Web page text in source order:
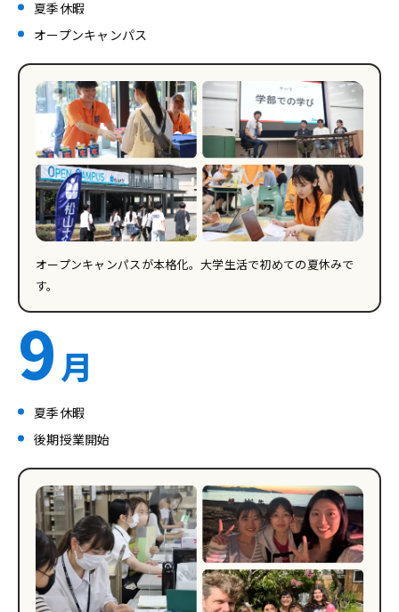
夏季休暇
オープンキャンパス
オープンキャンパスが本格化。大学生活で初めての夏休みで
す。
9月
夏季休暇
後期授業開始